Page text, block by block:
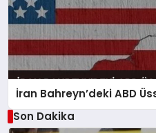
İran Bahreyn’deki ABD
Son Dakika